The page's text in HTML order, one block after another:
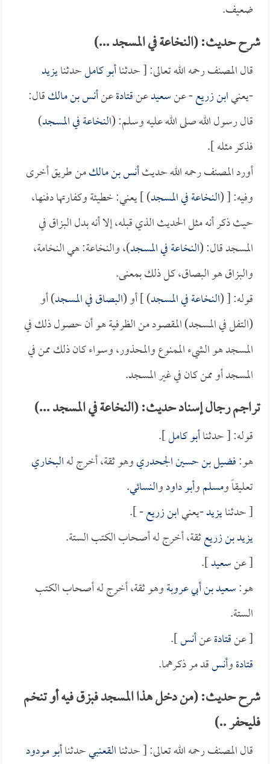
ضعيف.
شرح حديث: (النخاعة في المسجد ...)
قال المصنف رحمه الله تعالى: [ حدثناأبو كاملحدثنايزيد
-يعنيابن زريع- عنسعيدعنقتادةعنأنس بن مالكقال:
قال رسول الله صلى الله عليه وسلم: (النخاعة في المسجد)
فذكر مثله ].
أورد المصنف رحمه الله حديثأنس بن مالكمن طريق أخرى
وفيه: [ (النخاعة في المسجد) ] يعني: خطيئة وكفارتها دفنها،
حيث ذكر أنه مثل الحديث الذي قبله، إلا أنه بدل البزاق في
المسجد قال: (النخاعة في المسجد)، والنخاعة: هي النخامة،
والبزاق هو البصاق، كل ذلك بمعنى.
قوله: [ (النخاعة في المسجد) ] أو (البصاق في المسجد) أو
(التفل في المسجد) المقصود من الظرفية هو أن حصول ذلك في
المسجد هو الشيء الممنوع والمحذور، وسواء كان ذلك ممن في
المسجد أو ممن كان في غير المسجد.
تراجم رجال إسناد حديث: (النخاعة في المسجد ...)
قوله: [ حدثناأبو كامل].
هو:فضيل بن حسين الجحدريوهو ثقة، أخرج لهالبخاري
تعليقاً ومسلموأبو داودوالنسائي.
[ حدثنايزيد-يعنيابن زريع- ].
يزيد بن زريعثقة، أخرج له أصحاب الكتب الستة.
[ عنسعيد].
هو:سعيد بن أبي عروبةوهو ثقة، أخرج له أصحاب الكتب
الستة.
[ عنقتادةعنأنس].
قتادةوأنسقد مر ذكرهما.
شرح حديث: (من دخل هذا المسجد فبزق فيه أو تنخم
فليحفر ..)
قال المصنف رحمه الله تعالى: [ حدثناالقعنبيحدثناأبو مودود